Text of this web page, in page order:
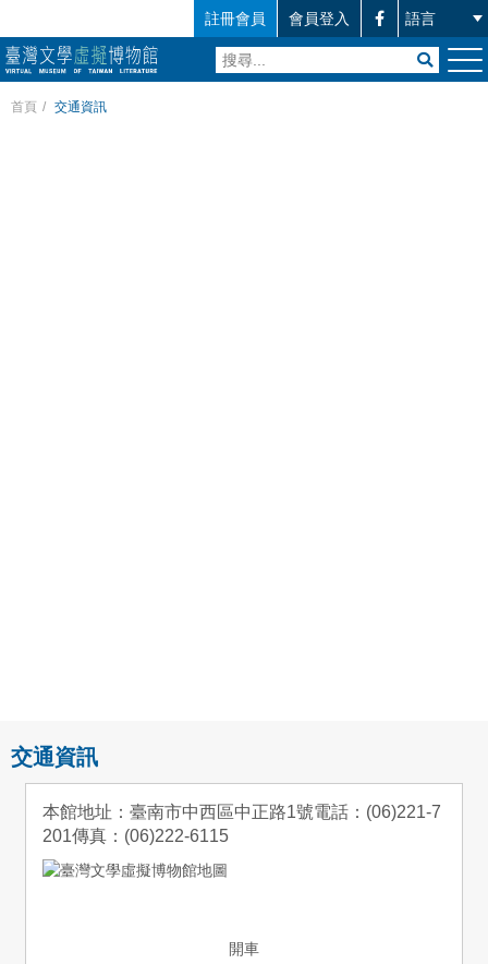
註冊會員 會員登入
首頁 / 交通資訊
交通資訊
本館地址：臺南市中西區中正路1號電話：(06)221-7
201傳真：(06)222-6115
開車